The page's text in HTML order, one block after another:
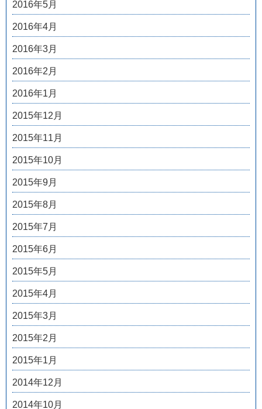
2016年5月
2016年4月
2016年3月
2016年2月
2016年1月
2015年12月
2015年11月
2015年10月
2015年9月
2015年8月
2015年7月
2015年6月
2015年5月
2015年4月
2015年3月
2015年2月
2015年1月
2014年12月
2014年10月